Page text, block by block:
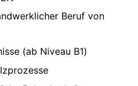
Beruf von
(ab Niveau B1)